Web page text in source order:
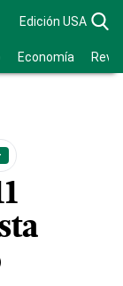
Edición USA
Economía